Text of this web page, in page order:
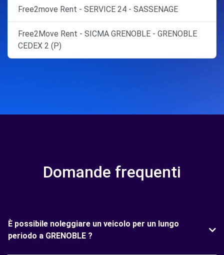
Free2move Rent - SERVICE 24 - SASSENAGE
Free2Move Rent - SICMA GRENOBLE - GRENOBLE
CEDEX 2 (P)
Domande frequenti
È possibile noleggiare un veicolo per un lungo
periodo a GRENOBLE ?